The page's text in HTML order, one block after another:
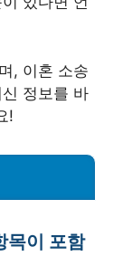
, 이혼 소송
정보를 바
!
목이 포함